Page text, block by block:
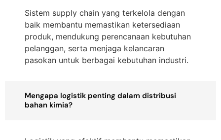
Sistem supply chain yang terkelola dengan
baik membantu memastikan ketersediaan
produk, mendukung perencanaan kebutuhan
pelanggan, serta menjaga kelancaran
pasokan untuk berbagai kebutuhan industri.
Mengapa logistik penting dalam distribusi
bahan kimia?